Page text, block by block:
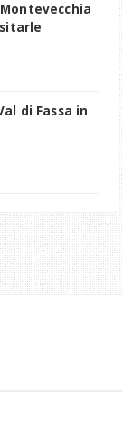
di Fassa in